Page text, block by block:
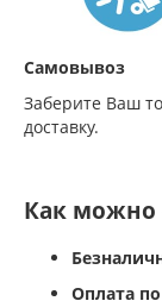
Самовывоз
Заберите Ваш
доставку.
Как можно
Оплата